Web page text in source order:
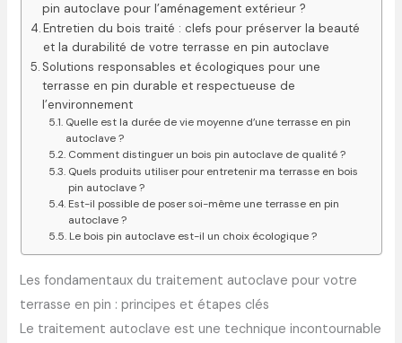
pin autoclave pour l’aménagement extérieur ?
Entretien du bois traité : clefs pour préserver la beauté
et la durabilité de votre terrasse en pin autoclave
Solutions responsables et écologiques pour une
terrasse en pin durable et respectueuse de
l’environnement
Quelle est la durée de vie moyenne d’une terrasse en pin
autoclave ?
Comment distinguer un bois pin autoclave de qualité ?
Quels produits utiliser pour entretenir ma terrasse en bois
pin autoclave ?
Est-il possible de poser soi-même une terrasse en pin
autoclave ?
Le bois pin autoclave est-il un choix écologique ?
Les fondamentaux du traitement autoclave pour votre
terrasse en pin : principes et étapes clés
Le traitement autoclave est une technique incontournable